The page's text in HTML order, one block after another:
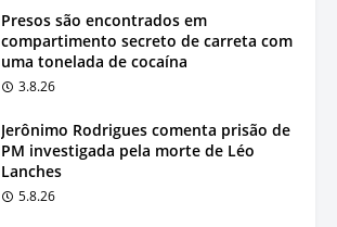
Presos são encontrados em
compartimento secreto de carreta com
uma tonelada de cocaína
3.8.26
Jerônimo Rodrigues comenta prisão de
PM investigada pela morte de Léo
Lanches
5.8.26